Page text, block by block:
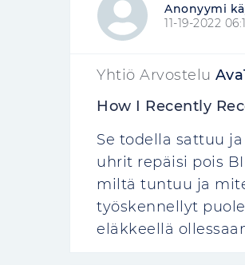
Anonyymi
11-19-2022
Yhtiö Arvostelu
How I Recently
Se todella sattuu
uhrit repäisi pois
miltä tuntuu ja
työskennellyt
eläkkeellä